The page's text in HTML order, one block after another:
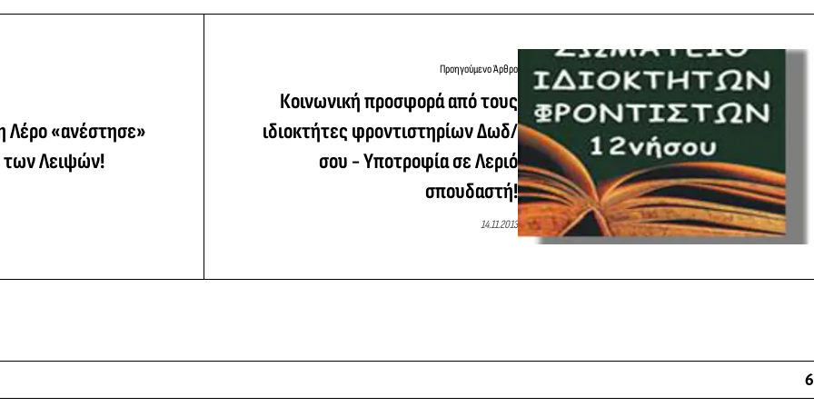
Λέρο «ανέστησε»
των Λειψών!
Προηγούμενο Άρθρο
Κοινωνική προσφορά από τους
ιδιοκτήτες φροντιστηρίων Δωδ/
σου - Υποτροφία σε Λεριό
σπουδαστή!
14.11.2013
6